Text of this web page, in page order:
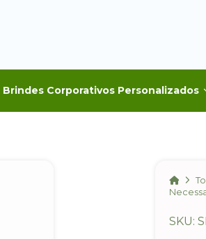
Brindes Corporativos Personalizados
Home
SKU: